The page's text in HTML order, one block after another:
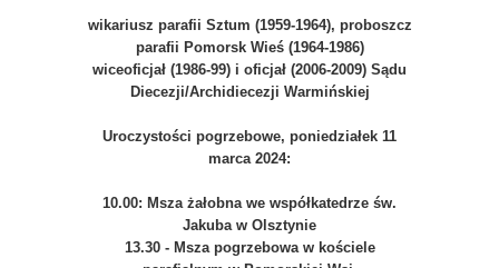
wikariusz parafii Sztum (1959-1964), proboszcz
parafii Pomorsk Wieś (1964-1986)
wiceoficjał (1986-99) i oficjał (2006-2009) Sądu
Diecezji/Archidiecezji Warmińskiej
Uroczystości pogrzebowe, poniedziałek 11
marca 2024:
10.00: Msza żałobna we współkatedrze św.
Jakuba w Olsztynie
13.30 - Msza pogrzebowa w kościele